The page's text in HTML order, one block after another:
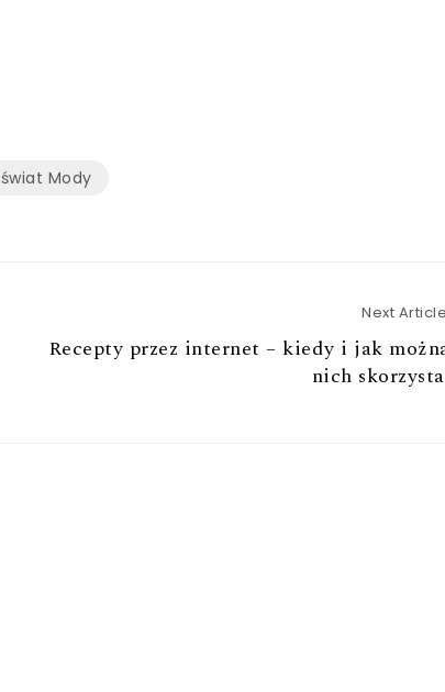
świat Mody
Next Article
Recepty przez internet – kiedy i jak
nich